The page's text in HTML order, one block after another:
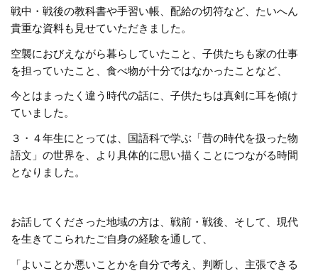
戦中・戦後の教科書や手習い帳、配給の切符など、たいへん
貴重な資料も見せていただきました。
空襲におびえながら暮らしていたこと、子供たちも家の仕事
を担っていたこと、食べ物が十分ではなかったことなど、
今とはまったく違う時代の話に、子供たちは真剣に耳を傾け
ていました。
３・４年生にとっては、国語科で学ぶ「昔の時代を扱った物
語文」の世界を、より具体的に思い描くことにつながる時間
となりました。
お話してくださった地域の方は、戦前・戦後、そして、現代
を生きてこられたご自身の経験を通して、
「よいことか悪いことかを自分で考え、判断し、主張できる